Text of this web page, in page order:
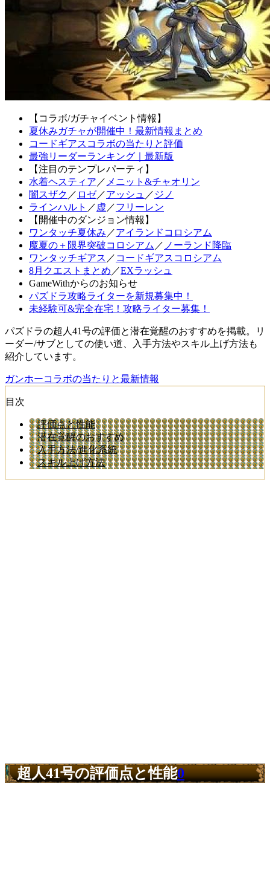
【コラボ/ガチャイベント情報】
夏休みガチャが開催中！最新情報まとめ
コードギアスコラボの当たりと評価
最強リーダーランキング｜最新版
【注目のテンプレパーティ】
水着ヘスティア ／ メニット&チャオリン
闇スザク ／ ロゼ／アッシュ ／ ジノ
ラインハルト ／ 虚 ／フリーレン
【開催中のダンジョン情報】
ワンタッチ夏休み ／アイランドコロシアム
魔夏の＋限界突破コロシアム ／ ノーランド降臨
ワンタッチギアス ／ コードギアスコロシアム
8月クエストまとめ ／EXラッシュ
GameWithからのお知らせ
パズドラ攻略ライターを新規募集中！
未経験可&完全在宅！攻略ライター募集！
パズドラの超人41号の評価と潜在覚醒のおすすめを掲載。リ
ーダー/サブとしての使い道、入手方法やスキル上げ方法も
紹介しています。
ガンホーコラボの当たりと最新情報
目次
評価点と性能
潜在覚醒のおすすめ
入手方法/進化系統
スキル上げ方法
超人41号の評価点と性能0